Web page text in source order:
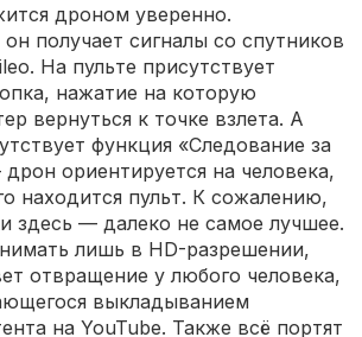
дроном уверенно.
получает сигналы со спутников
На пульте присутствует
нажатие на которую
вернуться к точке взлета. А
функция «Следование за
ориентируется на человека,
находится пульт. К сожалению,
здесь — далеко не самое лучшее.
лишь в HD-разрешении,
отвращение у любого человека,
выкладыванием
на YouTube. Также всё портят